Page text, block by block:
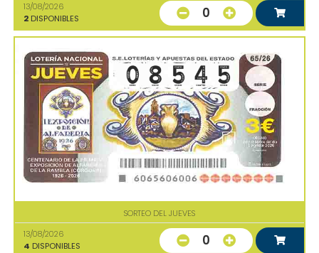
13/08/2026
2 DISPONIBLES 0
SORTEO DEL JUEVES
13/08/2026
4 DISPONIBLES 0